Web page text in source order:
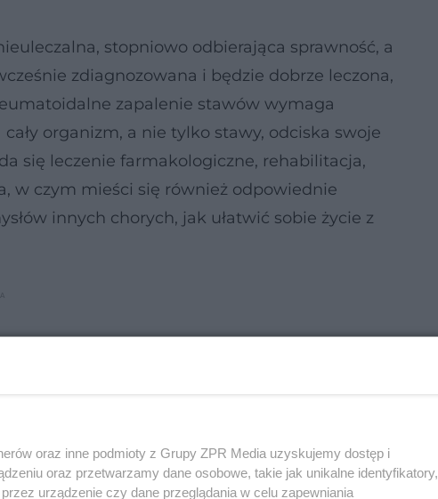
stopniowo odbierająca sprawność, a
zdiagnozowana i będzie dobrze leczona,
zapalenie stawów wymaga
organizm, a nie tylko stawy, odciska swoje
się leczenie farmakologiczne, rehabilitacja,
w czym mieści się również odpowiednie
innych chorych, jak ułatwić sobie życie z
oraz inne podmioty z Grupy ZPR Media uzyskujemy dostęp i
oraz przetwarzamy dane osobowe, takie jak unikalne identyfikatory,
urządzenie czy dane przeglądania w celu zapewniania